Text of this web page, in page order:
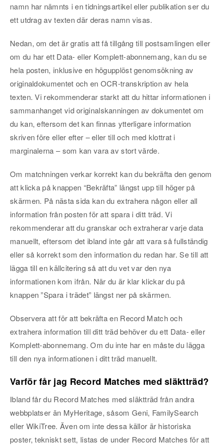
namn har nämnts i en tidningsartikel eller publikation ser du
ett utdrag av texten där deras namn visas.
Nedan, om det är gratis att få tillgång till postsamlingen eller
om du har ett Data- eller Komplett-abonnemang, kan du se
hela posten, inklusive en högupplöst genomsökning av
originaldokumentet och en OCR-transkription av hela
texten. Vi rekommenderar starkt att du hittar informationen i
sammanhanget vid originalskanningen av dokumentet om
du kan, eftersom det kan finnas ytterligare information
skriven före eller efter – eller till och med klottrat i
marginalerna – som kan vara av stort värde.
Om matchningen verkar korrekt kan du bekräfta den genom
att klicka på knappen “Bekräfta” längst upp till höger på
skärmen. På nästa sida kan du extrahera någon eller all
information från posten för att spara i ditt träd. Vi
rekommenderar att du granskar och extraherar varje data
manuellt, eftersom det ibland inte går att vara så fullständig
eller så korrekt som den information du redan har. Se till att
lägga till en källcitering så att du vet var den nya
informationen kom ifrån. När du är klar klickar du på
knappen ”Spara i trädet” längst ner på skärmen.
Observera att för att bekräfta en Record Match och
extrahera information till ditt träd behöver du ett Data- eller
Komplett-abonnemang. Om du inte har en måste du lägga
till den nya informationen i ditt träd manuellt.
Varför får jag Record Matches med släktträd?
Ibland får du Record Matches med släktträd från andra
webbplatser än MyHeritage, såsom Geni, FamilySearch
eller WikiTree. Även om inte dessa källor är historiska
poster, tekniskt sett, listas de under Record Matches för att